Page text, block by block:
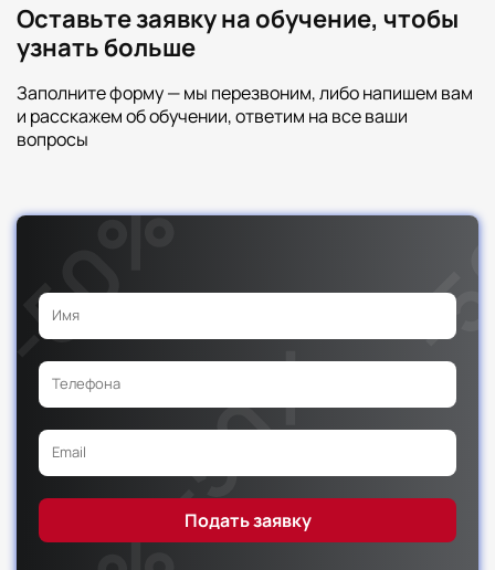
Оставьте заявку на обучение, чтобы
узнать больше
Заполните форму — мы перезвоним, либо напишем вам
и расскажем об обучении, ответим на все ваши
вопросы